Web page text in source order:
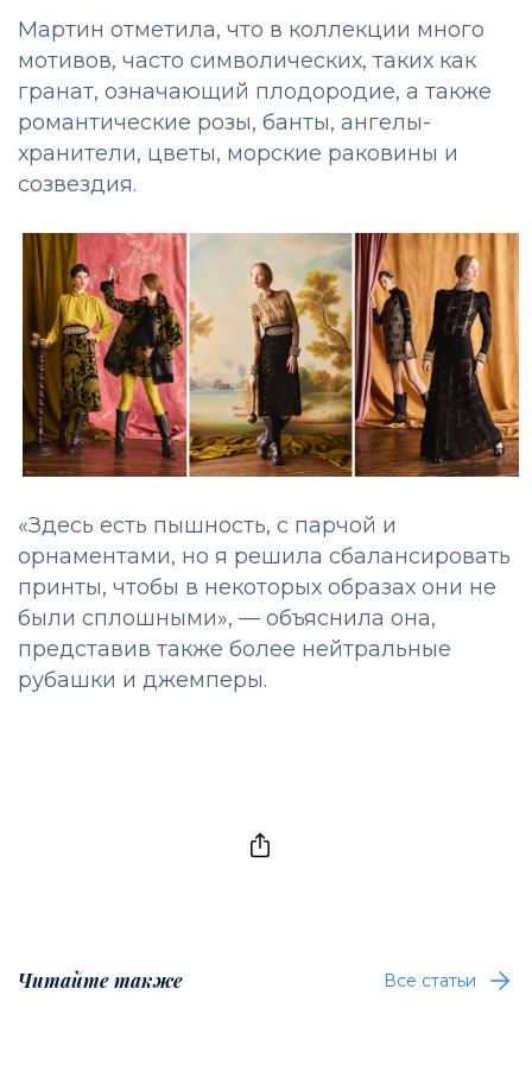
Мартин отметила, что в коллекции много
мотивов, часто символических, таких как
гранат, означающий плодородие, а также
романтические розы, банты, ангелы-
хранители, цветы, морские раковины и
созвездия.
«Здесь есть пышность, с парчой и
орнаментами, но я решила сбалансировать
принты, чтобы в некоторых образах они не
были сплошными», — объяснила она,
представив также более нейтральные
рубашки и джемперы.
Читайте также Все статьи